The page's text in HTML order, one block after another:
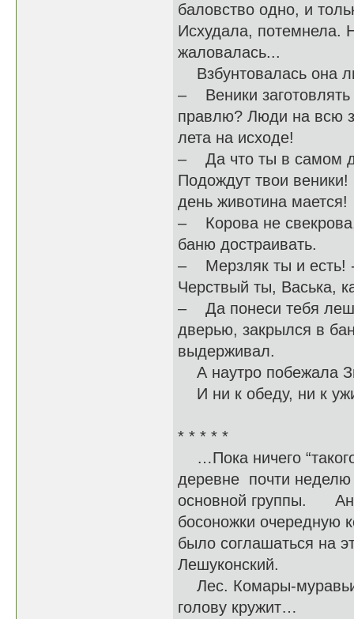
баловство одно, и
Исхудала, потемнела.
жаловалась...
Взбунтовалась она
– Веники заготовлять
правлю? Люди на всю
лета на исходе!
– Да что ты в самом
Подождут твои
день животина мается!
– Корова не
баню достраивать.
– Мерзляк ты и есть! -
Черствый ты, Васька,
– Да понеси тебя
дверью, закрылся в
выдерживал.
А наутро побежала
И ни к обеду, ни к
* * * * *
…Пока ничего
деревне почти неделю
основной группы.
босоножки очередную
было соглашаться на
Лешуконский.
Лес. Комары-
голову кружит…